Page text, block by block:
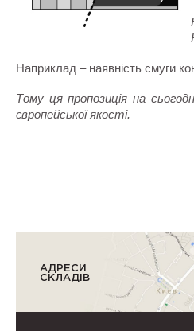
Наприклад – наявність смуги
Тому ця пропозиція на
європейської якості.
АДРЕСИ
СКЛАДІВ